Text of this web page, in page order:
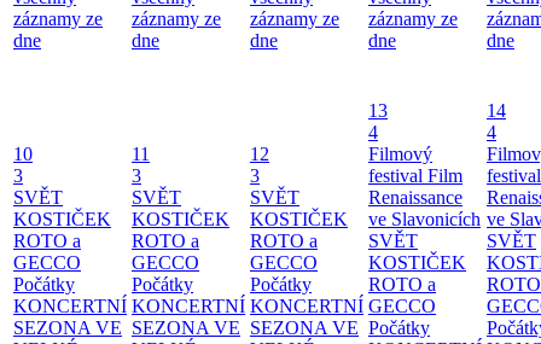
záznamy ze
dne
záznamy ze
dne
záznamy ze
dne
záznamy ze
dne
dne
10
3
SVĚT
KOSTIČEK
ROTO a
GECCO
Počátky
KONCERTNÍ
SEZONA VE
11
3
SVĚT
KOSTIČEK
ROTO a
GECCO
Počátky
KONCERTNÍ
SEZONA VE
12
3
SVĚT
KOSTIČEK
ROTO a
GECCO
Počátky
KONCERTNÍ
SEZONA VE
13
4
Filmový
festival Film
Renaissance
ve Slavonicích
SVĚT
KOSTIČEK
ROTO a
GECCO
Počátky
14
4
ve
SVĚT